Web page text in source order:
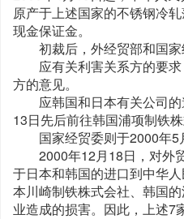
原产于上述国家的不锈钢冷
现金保证金。
初裁后，外经贸部和国家
应有关利害关系方的要求
方的意见。
应韩国和日本有关公司的
13日先后前往韩国浦项制铁
国家经贸委则于2000年5
2000年12月18日，对外贸
于日本和韩国的进口到中华
本川崎制铁株式会社、韩国
业造成的损害。因此，上述7